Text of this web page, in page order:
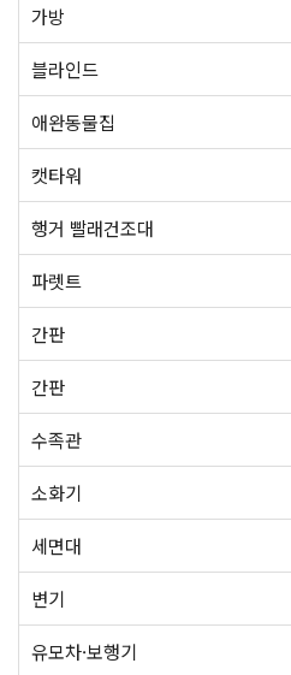
가방
블라인드
애완동물집
캣타워
행거 빨래건조대
파렛트
간판
간판
수족관
소화기
세면대
변기
유모차·보행기